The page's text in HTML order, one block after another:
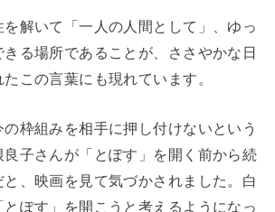
を解いて「一人の人間として」、ゆっ
る場所であることが、ささやかな日
この言葉にも現れています。
枠組みを相手に押し付けないという
子さんが「とぽす」を開く前から続
、映画を見て気づかされました。白
ぽす」を開こうと考えるようになっ